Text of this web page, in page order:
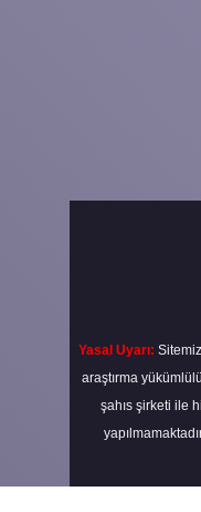
Yasal Uyarı:
araştırma
şahıs şirketi ile